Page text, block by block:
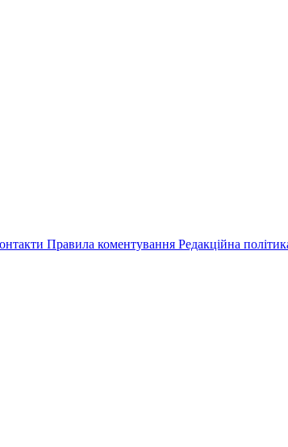
Правила коментування Редакційна